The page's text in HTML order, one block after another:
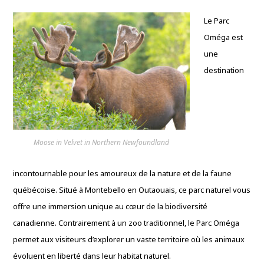
Moose in Velvet in Northern Newfoundland
Le Parc
Oméga est
une
destination
incontournable pour les amoureux de la nature et de la faune
québécoise. Situé à Montebello en Outaouais, ce parc naturel vous
offre une immersion unique au cœur de la biodiversité
canadienne. Contrairement à un zoo traditionnel, le Parc Oméga
permet aux visiteurs d’explorer un vaste territoire où les animaux
évoluent en liberté dans leur habitat naturel.